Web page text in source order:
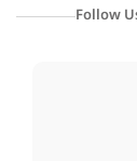
Follow